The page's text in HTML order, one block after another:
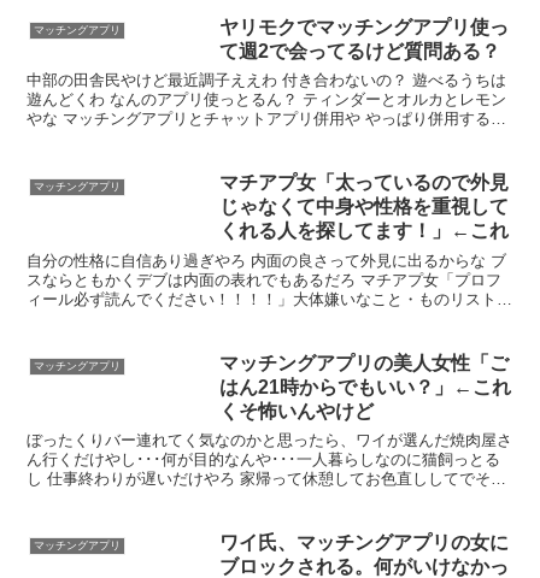
マッチングアプリ
ヤリモクでマッチングアプリ使っ
て週2で会ってるけど質問ある？
中部の田舎民やけど最近調子ええわ 付き合わないの？ 遊べるうちは
遊んどくわ なんのアプリ使っとるん？ ティンダーとオルカとレモン
やな マッチングアプリとチャットアプリ併用や やっぱり併用するん
マッチングアプリ
マチアプ女「太っているので外見
じゃなくて中身や性格を重視して
くれる人を探してます！」←これ
自分の性格に自信あり過ぎやろ 内面の良さって外見に出るからな ブ
スならともかくデブは内面の表れでもあるだろ マチアプ女「プロフ
ィール必ず読んでください！！！！」大体嫌いなこと・ものリストが
マッチングアプリ
マッチングアプリの美人女性「ご
はん21時からでもいい？」←これ
くそ怖いんやけど
ぼったくりバー連れてく気なのかと思ったら、ワイが選んだ焼肉屋さ
ん行くだけやし･･･何が目的なんや･･･一人暮らしなのに猫飼っとる
し 仕事終わりが遅いだけやろ 家帰って休憩してお色直ししてでそん
マッチングアプリ
ワイ氏、マッチングアプリの女に
ブロックされる。何がいけなかっ